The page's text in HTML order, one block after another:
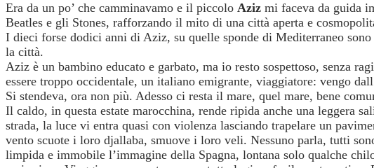
Era da un po’ che camminavamo e il piccolo Aziz mi faceva da guida
Beatles e gli Stones, rafforzando il mito di una città aperta e
I dieci forse dodici anni di Aziz, su quelle sponde di Mediterraneo
la città.
Aziz è un bambino educato e garbato, ma io resto sospettoso, senza
essere troppo occidentale, un italiano emigrante, viaggiatore: vengo
Si stendeva, ora non più. Adesso ci resta il mare, quel mare, bene
Il caldo, in questa estate marocchina, rende ripida anche una leggera
strada, la luce vi entra quasi con violenza lasciando trapelare un
vento scuote i loro djallaba, smuove i loro veli. Nessuno parla, tutti
limpida e immobile l’immagine della Spagna, lontana solo qualche